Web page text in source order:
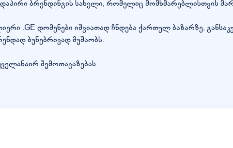
ბრენდინგის სახელი, რომელიც მომხმარებლისთვის
.GE დომენები იშვიათად ჩნდება ქართულ ბაზარზე,
ბუნებრივად მუშაობს.
შემოთავაზებას.